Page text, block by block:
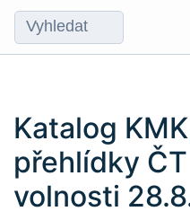
Katalog
přehlídky
volnosti